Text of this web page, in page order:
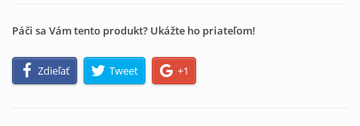
Páči sa Vám tento produkt? Ukážte ho priateľom!
Zdieľať Tweet +1